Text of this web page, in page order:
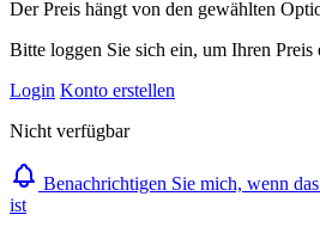
Der Preis hängt von den gewählten
Bitte loggen Sie sich ein, um Ihren Preis
Login Konto erstellen
Nicht verfügbar
Benachrichtigen Sie mich, wenn
ist